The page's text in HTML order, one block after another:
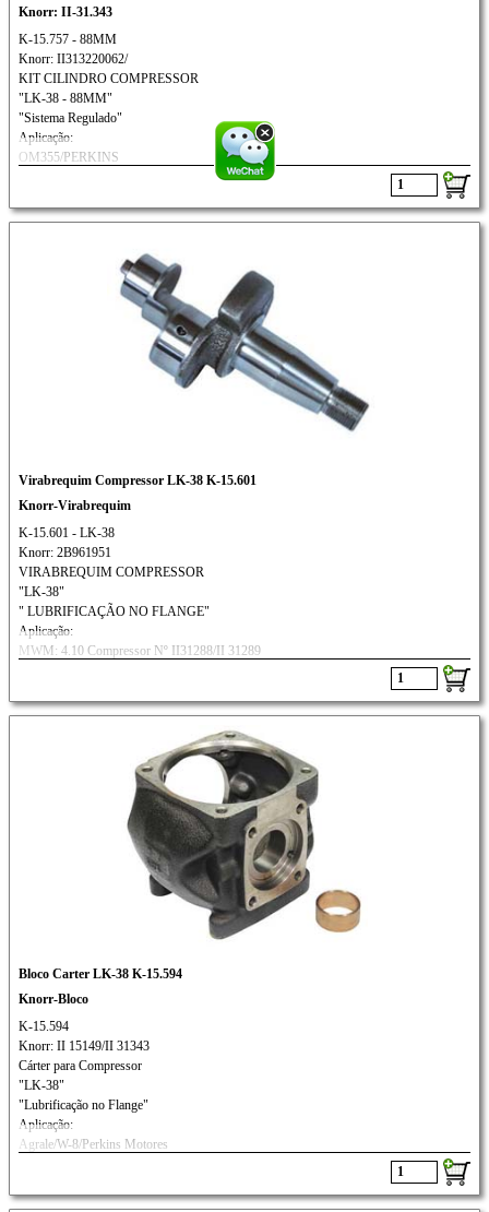
Knorr: II-31.343
K-15.757 - 88MM
Knorr: II313220062/
KIT CILINDRO COMPRESSOR
"LK-38 - 88MM"
"Sistema Regulado"
Aplicação:
OM355/PERKINS
Virabrequim Compressor LK-38 K-15.601
Knorr-Virabrequim
K-15.601 - LK-38
Knorr: 2B961951
VIRABREQUIM COMPRESSOR
"LK-38"
" LUBRIFICAÇÃO NO FLANGE"
Aplicação:
MWM: 4.10 Compressor Nº II31288/II 31289
Bloco Carter LK-38 K-15.594
Knorr-Bloco
K-15.594
Knorr: II 15149/II 31343
Cárter para Compressor
"LK-38"
"Lubrificação no Flange"
Aplicação:
Agrale/W-8/Perkins Motores